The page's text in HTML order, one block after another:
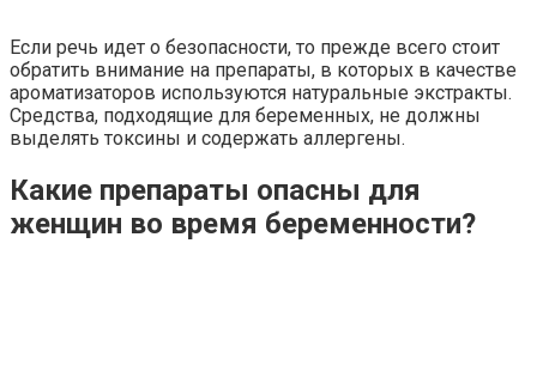
Если речь идет о безопасности, то прежде всего стоит
обратить внимание на препараты, в которых в качестве
ароматизаторов используются натуральные экстракты.
Средства, подходящие для беременных, не должны
выделять токсины и содержать аллергены.
Какие препараты опасны для
женщин во время беременности?